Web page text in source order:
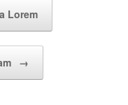
Lorem
→